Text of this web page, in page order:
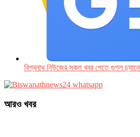
বিশ্বনাথ নিউজের সকল খবর পেতে গুগল
আরও খবর